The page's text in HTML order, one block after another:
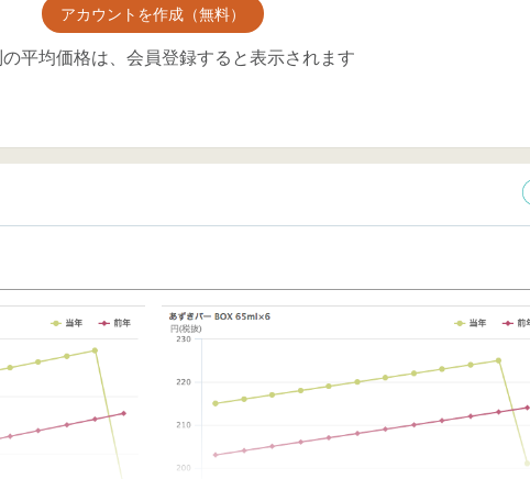
アカウントを作成（無料）
平均価格は、会員登録すると表示されます